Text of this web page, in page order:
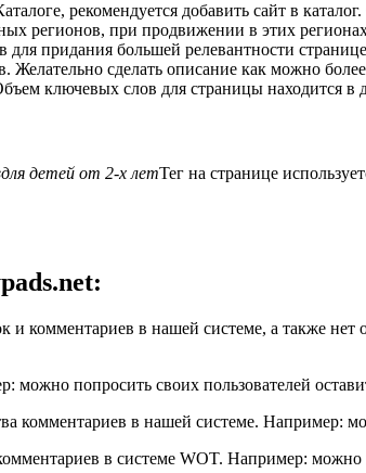
рекомендуется добавить сайт в
регионов, при продвижении в этих
для придания большей релевантности
Желательно сделать описание как можно
ключевых слов для страницы находится в
детей от 2-х летТег на странице
и комментариев в нашей системе, а также
попросить своих пользователей
комментариев в нашей системе. Например:
в системе WOT. Например: